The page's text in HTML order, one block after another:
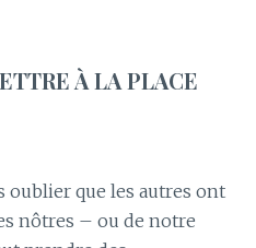
À LA PLACE
oublier que les autres ont
nôtres – ou de notre